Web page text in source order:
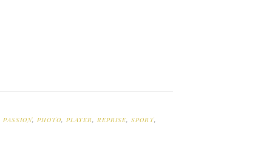
PASSION, PHOTO, PLAYER, REPRISE, SPORT,